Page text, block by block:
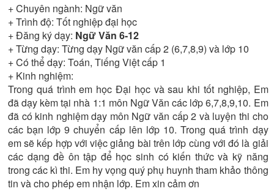
+ Chuyên ngành: Ngữ văn
+ Trình độ: Tốt nghiệp đại học
+ Đăng ký dạy: Ngữ Văn 6-12
+ Từng dạy: Từng dạy Ngữ văn cấp 2 (6,7,8,9) và lớp 10
+ Có thể dạy: Toán, Tiếng Việt cấp 1
+ Kinh nghiệm:
Trong quá trình em học Đại học và sau khi tốt nghiệp, Em
đã dạy kèm tại nhà 1:1 môn Ngữ Văn các lớp 6,7,8,9,10. Em
đã có kinh nghiệm dạy môn Ngữ văn cấp 2 và luyện thi cho
các bạn lớp 9 chuyển cấp lên lớp 10. Trong quá trình dạy
em sẽ kếp hợp với việc giảng bài trên lớp cùng với đó là giải
các dạng đề ôn tập để học sinh có kiến thức và kỹ năng
trong các kì thi. Em hy vọng quý phụ huynh tham khảo thông
tin và cho phép em nhận lớp. Em xin cảm ơn